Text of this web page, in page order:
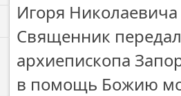
Игоря Николаевича
Священник
архиепископа
в помощь Божию